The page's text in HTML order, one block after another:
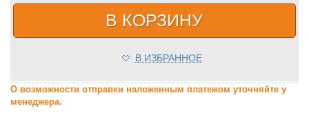
В КОРЗИНУ
В ИЗБРАННОЕ
О возможности отправки наложенным платежом уточняйте у
менеджера.